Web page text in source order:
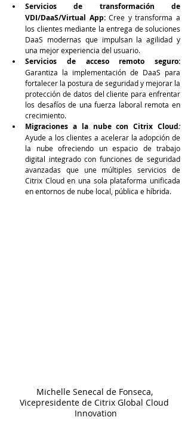
Servicios de transformación de
VDI/DaaS/Virtual App: Cree y transforma a
los clientes mediante la entrega de soluciones
DaaS modernas que impulsan la agilidad y
una mejor experiencia del usuario.
Servicios de acceso remoto seguro:
Garantiza la implementación de DaaS para
fortalecer la postura de seguridad y mejorar la
protección de datos del cliente para enfrentar
los desafíos de una fuerza laboral remota en
crecimiento.
Migraciones a la nube con Citrix Cloud:
Ayude a los clientes a acelerar la adopción de
la nube ofreciendo un espacio de trabajo
digital integrado con funciones de seguridad
avanzadas que une múltiples servicios de
Citrix Cloud en una sola plataforma unificada
en entornos de nube local, pública e híbrida.
Michelle Senecal de Fonseca,
Vicepresidente de Citrix Global Cloud
Innovation